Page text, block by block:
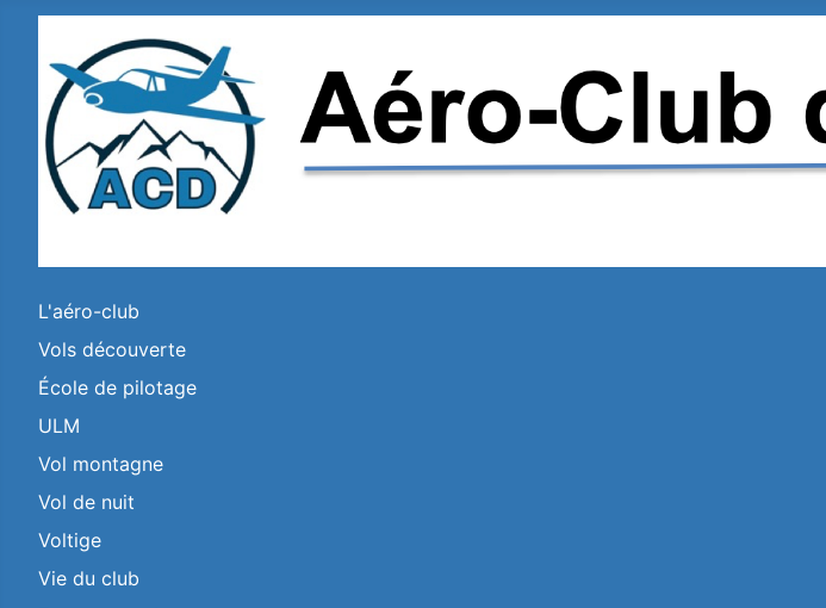
L'aéro-club
Vols découverte
École de pilotage
ULM
Vol montagne
Vol de nuit
Voltige
Vie du club